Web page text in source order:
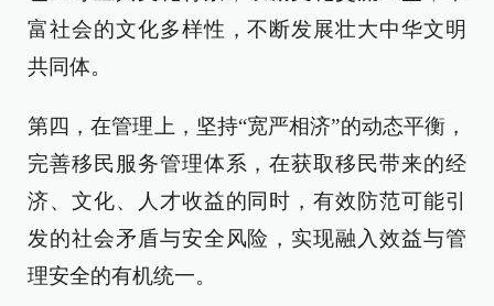
富社会的文化多样性，不断发展壮大中华文明
共同体。
第四，在管理上，坚持“宽严相济”的动态平衡，
完善移民服务管理体系，在获取移民带来的经
济、文化、人才收益的同时，有效防范可能引
发的社会矛盾与安全风险，实现融入效益与管
理安全的有机统一。